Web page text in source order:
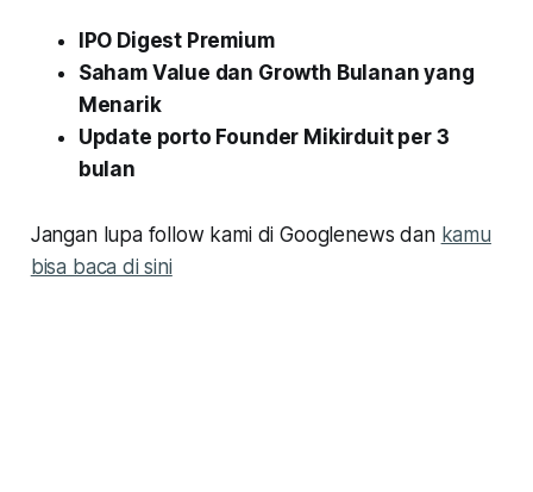
IPO Digest Premium
Saham Value dan Growth Bulanan yang
Menarik
Update porto Founder Mikirduit per 3
bulan
Jangan lupa follow kami di Googlenews dan kamu
bisa baca di sini